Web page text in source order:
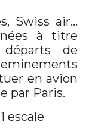
Swiss air...
à titre
de
en avion
par Paris.
escale